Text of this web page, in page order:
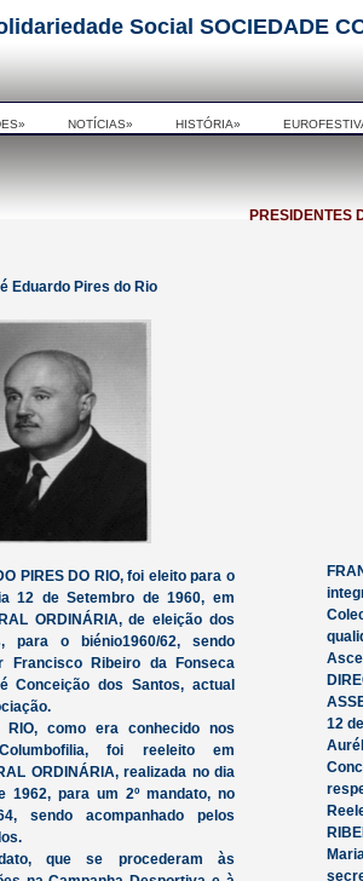
Social SOCIEDADE
NOTÍCIAS» HISTÓRIA»
PRESIDENTES
Eduardo Pires do Rio
PIRES DO RIO, foi eleito para o
12 de Setembro de 1960, em
ORDINÁRIA, de eleição dos
para o biénio1960/62, sendo
Francisco Ribeiro da Fonseca
Conceição dos Santos, actual
RIO, como era conhecido nos
foi reeleito em
ORDINÁRIA, realizada no dia
1962, para um 2º mandato, no
sendo acompanhado pelos
que se procederam às
12